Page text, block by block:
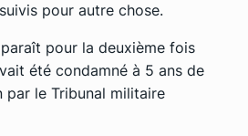
pour autre chose.
pour la deuxième fois
été condamné à 5 ans de
le Tribunal militaire